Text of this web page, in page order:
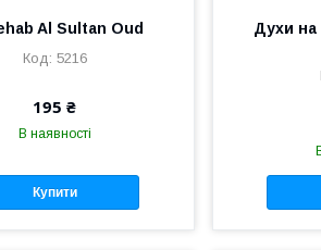
Al Sultan Oud
5216
195 ₴
В наявності
Купити
Духи на